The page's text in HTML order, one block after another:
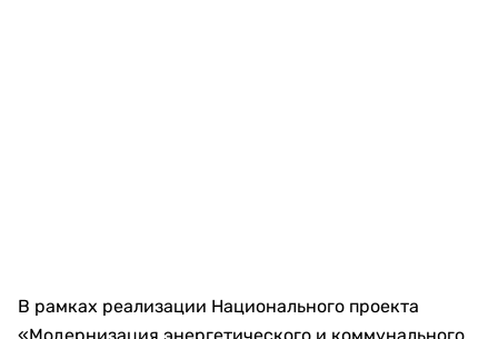
В рамках реализации Национального проекта